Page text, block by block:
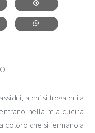
a chi si trova qui a
nella mia cucina
coloro che si fermano a